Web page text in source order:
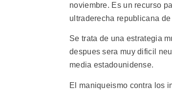
noviembre. Es un recurso
ultraderecha republicana
Se trata de una estrategia
despues sera muy dificil
media estadounidense.
El maniqueismo contra los